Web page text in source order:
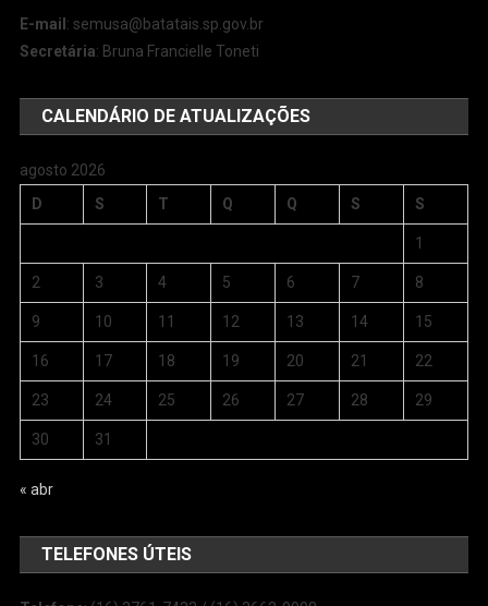
E-mail :semusa@batatais.sp.gov.br
Secretária: Bruna Francielle Toneti
CALENDÁRIO DE ATUALIZAÇÕES
agosto 2026
D
S T Q Q S S
1
2 3 4 5 6 7 8
9 10 11 12 13 14 15
16 17 18 19 20 21 22
23 24 25 26 27 28 29
30 31
« abr
TELEFONES ÚTEIS